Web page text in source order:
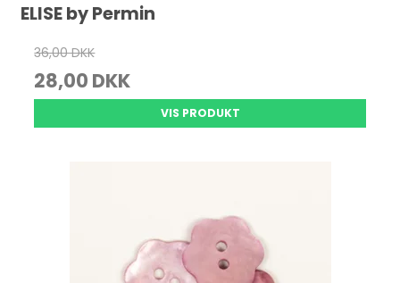
ELISE by Permin
36,00 DKK
28,00 DKK
VIS PRODUKT